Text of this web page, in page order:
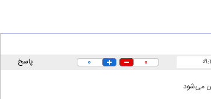
۰ ۰ پاسخ
می‌شود